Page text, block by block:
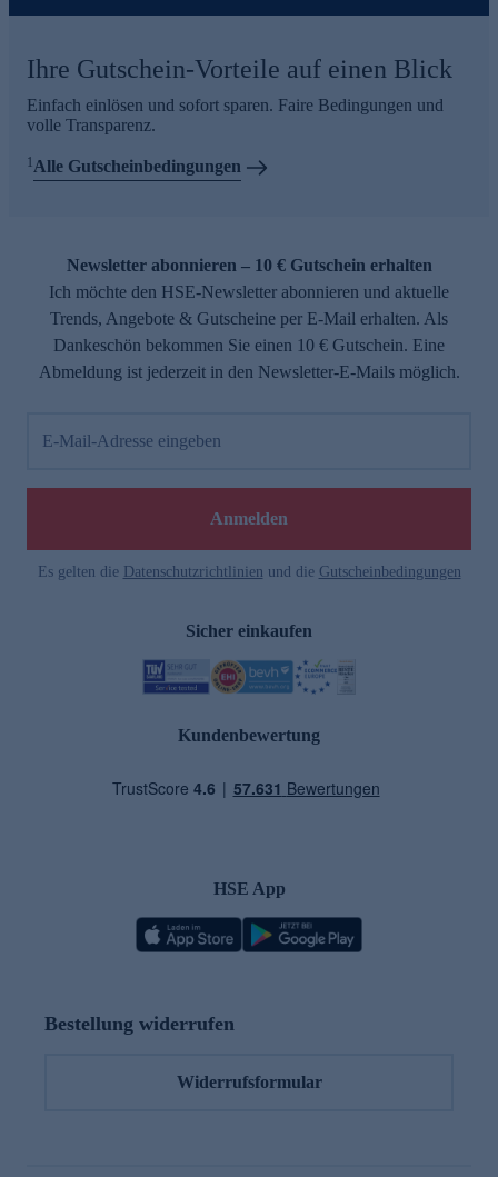
Ihre Gutschein-Vorteile auf einen Blick
Einfach einlösen und sofort sparen. Faire Bedingungen und
volle Transparenz.
1Alle Gutscheinbedingungen
Newsletter abonnieren – 10 € Gutschein erhalten
Ich möchte den HSE-Newsletter abonnieren und aktuelle
Trends, Angebote & Gutscheine per E-Mail erhalten. Als
Dankeschön bekommen Sie einen 10 € Gutschein. Eine
Abmeldung ist jederzeit in den Newsletter-E-Mails möglich.
E-Mail-Adresse eingeben
Anmelden
Es gelten die Datenschutzrichtlinien und die Gutscheinbedingungen
Sicher einkaufen
Kundenbewertung
HSE App
Bestellung widerrufen
Widerrufsformular